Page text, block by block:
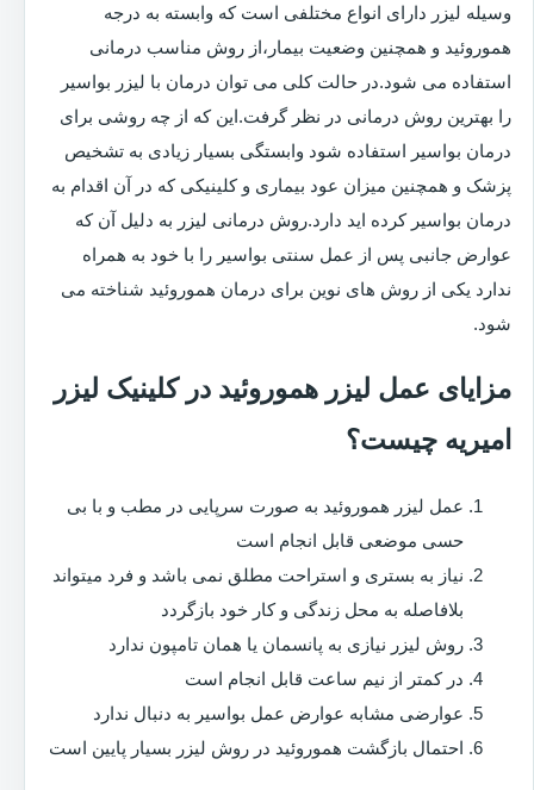
وسیله لیزر دارای انواع مختلفی است که وابسته به درجه
هموروئید و همچنین وضعیت بیمار،از روش مناسب درمانی
استفاده می شود.در حالت کلی می توان درمان با لیزر بواسیر
را بهترین روش درمانی در نظر گرفت.این که از چه روشی برای
درمان بواسیر استفاده شود وابستگی بسیار زیادی به تشخیص
پزشک و همچنین میزان عود بیماری و کلینیکی که در آن اقدام به
درمان بواسیر کرده اید دارد.روش درمانی لیزر به دلیل آن که
عوارض جانبی پس از عمل سنتی بواسیر را با خود به همراه
ندارد یکی از روش های نوین برای درمان هموروئید شناخته می
شود.
مزایای عمل لیزر هموروئید در کلینیک لیزر
امیریه چیست؟
عمل لیزر هموروئید به صورت سرپایی در مطب و با بی
حسی موضعی قابل انجام است
نیاز به بستری و استراحت مطلق نمی باشد و فرد میتواند
بلافاصله به محل زندگی و کار خود بازگردد
روش لیزر نیازی به پانسمان یا همان تامپون ندارد
در کمتر از نیم ساعت قابل انجام است
عوارضی مشابه عوارض عمل بواسیر به دنبال ندارد
احتمال بازگشت هموروئید در روش لیزر بسیار پایین است